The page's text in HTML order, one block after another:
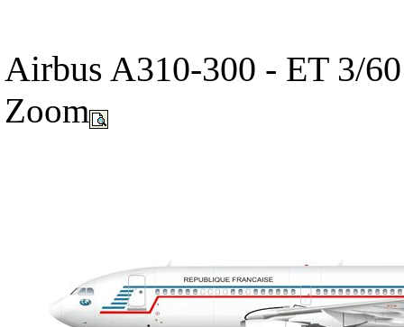
Airbus A310-300 - ET 3/
Zoom